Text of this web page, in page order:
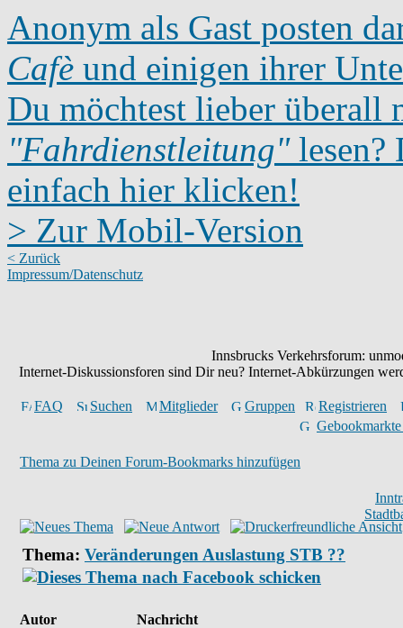
Anonym als Gast posten
Cafè und einigen ihrer
Du möchtest lieber überall
"Fahrdienstleitung"lesen?
einfach hier klicken!
> Zur Mobil-Version
< Zurück
Impressum/Datenschutz
Innsbrucks Verkehrsforum:
Internet-Diskussionsforen sind Dir neu? Internet-Abkürzungen
FAQ Suchen Mitglieder Gruppen
Registrieren
Thema zu Deinen Forum-Bookmarks hinzufügen
Thema: Veränderungen Auslastung STB ??
Autor
Nachricht